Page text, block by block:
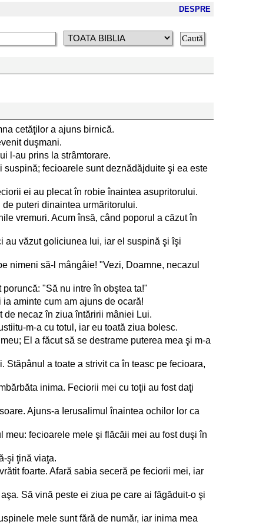
DESPRE
cetăţilor a ajuns birnică.
duşmani.
l-au prins la strâmtorare.
fecioarele sunt deznădăjduite şi ea este
ei au plecat în robie înaintea asupritorului.
puteri dinaintea urmăritorului.
vremuri. Acum însă, când poporul a căzut în
au văzut goliciunea lui, iar el suspină şi îşi
nimeni să-l mângâie! "Vezi, Doamne, necazul
"Să nu intre în obştea ta!"
aminte cum am ajuns de ocară!
de necaz în ziua întăririi mâniei Lui.
m-a cu totul, iar eu toată ziua bolesc.
El a făcut să se destrame puterea mea şi m-a
a toate a strivit ca în teasc pe fecioara,
inima. Feciorii mei cu toţii au fost daţi
Ajuns-a Ierusalimul înaintea ochilor lor ca
fecioarele mele şi flăcăii mei au fost duşi în
şi ţină viaţa.
foarte. Afară sabia seceră pe feciorii mei, iar
Să vină peste ei ziua pe care ai făgăduit-o şi
mele sunt fără de număr, iar inima mea